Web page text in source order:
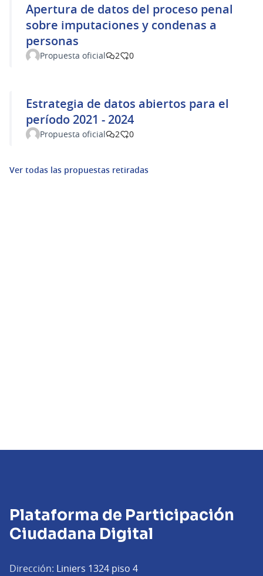
Apertura de datos del proceso penal
sobre imputaciones y condenas a
personas
Propuesta oficial 2 0
Estrategia de datos abiertos para el
período 2021 - 2024
Propuesta oficial 2 0
Ver todas las propuestas retiradas
Plataforma de Participación
Ciudadana Digital
Dirección: Liniers 1324 piso 4